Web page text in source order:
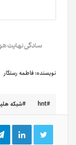
نویسنده: فاطمه رستگار
hnt شبکه
توییتر